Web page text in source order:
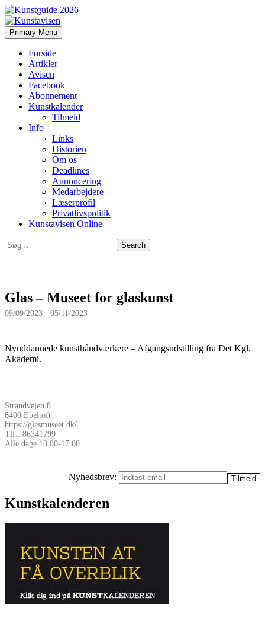
Kunstavisen
Search
Primary Menu Skip
to
Forside
Artikler
Avisen
Facebook
Abonnement
Kunstkalender
Tilmeld
Info
Links
Historien
Om os
Deadlines
Annoncering
Medarbejdere
Læserprofil
Privatlivspolitik
Kunstavisen Online
Search
for:
Glas – Museet for glaskunst
09/09/2023 - 05/11/2023
Nyuddannede kunsthåndværkere – Afgangsudstilling fra Det Kgl.
Akademi.
Strandvejen 8
8400 Ebeltoft
https://glasmuseet.dk/
Tlf.: 86341799
Alle dage 10.00-17.00
Nyhedsbrev:
Kunstkalenderen